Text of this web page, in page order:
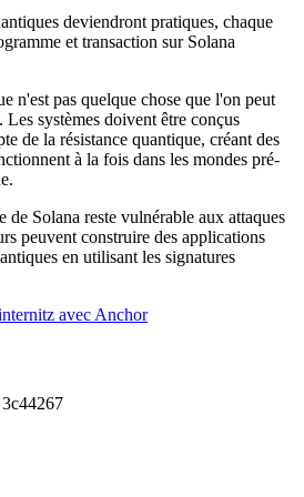
deviendront pratiques, chaque
et transaction sur Solana
n'est pas quelque chose que l'on peut
systèmes doivent être conçus
de la résistance quantique, créant des
à la fois dans les mondes pré-
de Solana reste vulnérable aux attaques
peuvent construire des applications
en utilisant les signatures
avec Anchor
3c44267